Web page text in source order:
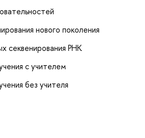
нового поколения
секвенирования РНК
с учителем
без учителя